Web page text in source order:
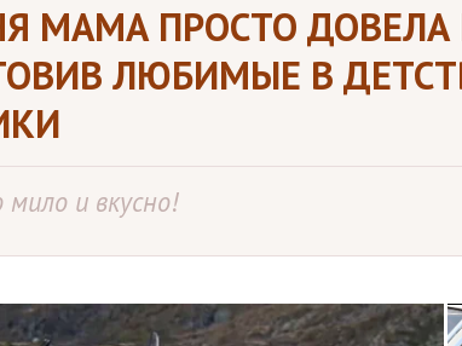
МАМА ПРОСТО ДОВЕЛА
ЛЮБИМЫЕ В
и вкусно!